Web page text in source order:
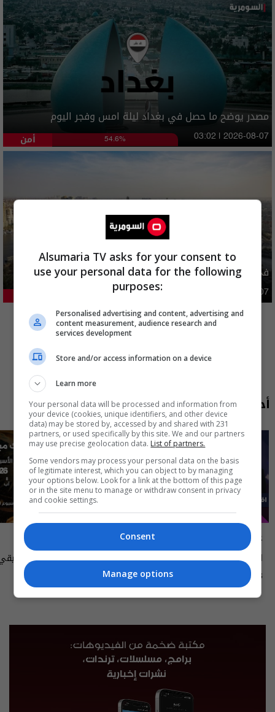
مصدر يوضح ما حصل في بغداد ليلة امس وفجر اليوم
أمن 54.6% 03:02 | 2026-08-07
في مصر.. اعتقال ضابط عراقي سابق برتبة لواء
02:14 | 2026-08-07
المزيد
أحدث الحلقات
علناً
اقتصاد العراق في عين العاصفة- علناً
م٥ - الحلقة ٨ | الموسم ٥15:30 | 2026-08-06 الى ١٤ آب ٢٠٢٦ | 2026
13:00 | 2026-08-06
Alsumaria TV asks for your consent to
use your personal data for the following
purposes:
Personalised advertising and content, advertising and
content measurement, audience research and
services development
Store and/or access information on a device
Learn more
Your personal data will be processed and information from
your device (cookies, unique identifiers, and other device
data) may be stored by, accessed by and shared with 231
partners, or used specifically by this site. We and our partners
may use precise geolocation data. List of partners.
Some vendors may process your personal data on the basis
of legitimate interest, which you can object to by managing
your options below. Look for a link at the bottom of this page
or in the site menu to manage or withdraw consent in privacy
and cookie settings.
Consent
Manage options